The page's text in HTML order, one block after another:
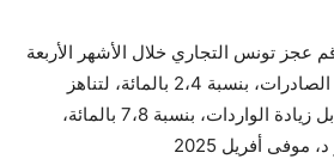
عجز تونس التجاري خلال الأشهر الأربعة
الأولى من 2025، بتراجع الصادرات، بنسبة 2،4 بالمائة، لتناهز
قيمتها 20،7 مليار د، مقابل زيادة الواردات، بنسبة 7،8 بالمائة،